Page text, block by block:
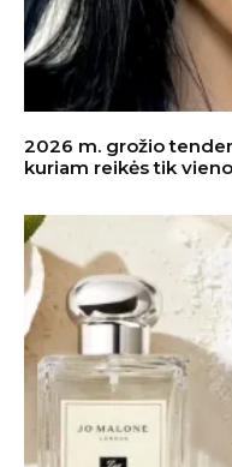
2026 m. grožio
kuriam reikės tik